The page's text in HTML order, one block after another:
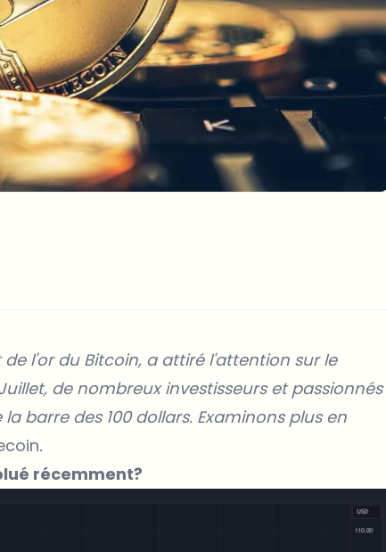
l'or du Bitcoin, a attiré l'attention sur le
de nombreux investisseurs et passionnés
barre des 100 dollars. Examinons plus en
.
récemment?